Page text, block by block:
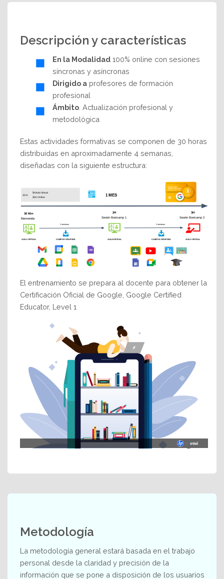
Descripción y características
En la Modalidad 100% online con sesiones
síncronas y asíncronas
Dirigido a profesores de formación
profesional
Ámbito . Actualización profesional y
metodológica
Estas actividades formativas se componen de 30 horas
distribuidas en aproximadamente 4 semanas,
diseñadas con la siguiente estructura:
El entrenamiento se prepara al docente para obtener la
Certificación Oficial de Google, Google Certified
Educator, Level 1
Metodología
La metodología general estará basada en el trabajo
personal desde la claridad y precisión de la
información que se pone a disposición de los usuarios